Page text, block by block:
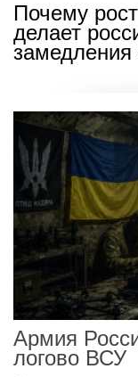
Почему
делает
замедления
Армия
логово ВСУ